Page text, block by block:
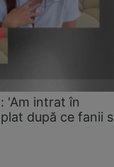
'Am intrat în
după ce fanii